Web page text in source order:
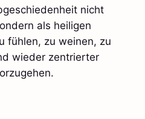
nicht
als heiligen
fühlen, zu weinen, zu
wieder zentrierter